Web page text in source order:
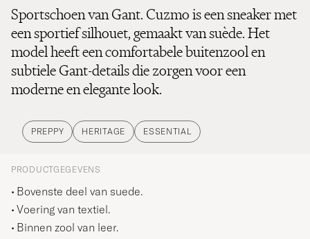
Sportschoen van Gant. Cuzmo is een sneaker met
een sportief silhouet, gemaakt van suède. Het
model heeft een comfortabele buitenzool en
subtiele Gant-details die zorgen voor een
moderne en elegante look.
PREPPY HERITAGE ESSENTIAL
PRODUCTGEGEVENS
Bovenste deel van suede.
Voering van textiel.
Binnen zool van leer.